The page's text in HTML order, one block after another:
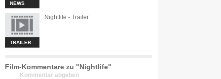
NEWS
TRAILER
Nightlife - Trailer
Film-Kommentare zu "Nightlife"
Kommentar abgeben